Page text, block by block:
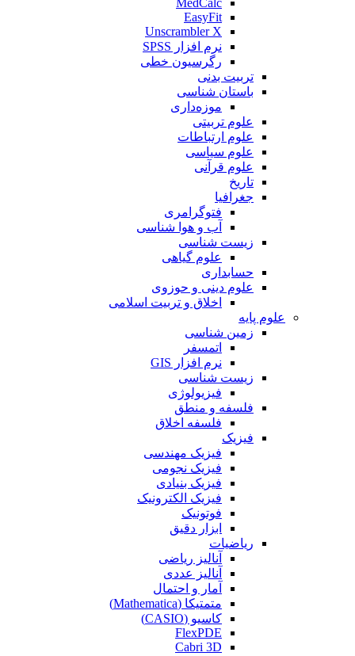
EasyFit
Unscrambler X
نرم افزار SPSS
رگرسیون خطی
تربیت بدنی
باستان شناسی
موزه‌داری
علوم تربیتی
علوم ارتباطات
علوم سیاسی
علوم قرآنی
تاریخ
جغرافیا
فتوگرامری
آب و هوا شناسی
زیست شناسی
علوم گیاهی
حسابداری
علوم دینی و حوزوی
اخلاق و تربیت اسلامی
علوم پایه
زمین شناسی
اتمسفر
نرم افزار GIS
زیست شناسی
فیزیولوژی
فلسفه و منطق
فلسفه اخلاق
فیزیک
فیزیک مهندسی
فیزیک نجومی
فیزیک بنیادی
فیزیک الکترونیک
فوتونیک
ابزار دقیق
ریاضیات
آنالیز ریاضی
آنالیز عددی
آمار و احتمال
متمتیکا (Mathematica)
کاسیو (CASIO)
FlexPDE
Cabri 3D